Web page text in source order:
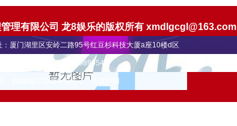
理有限公司 龙8娱乐的版权所有 xmdlgcgl@163.com
门湖里区安岭二路95号红豆杉科技大厦a座10楼d区
： 0592-5900695 18059899545
号：闽icp备17026049号-1